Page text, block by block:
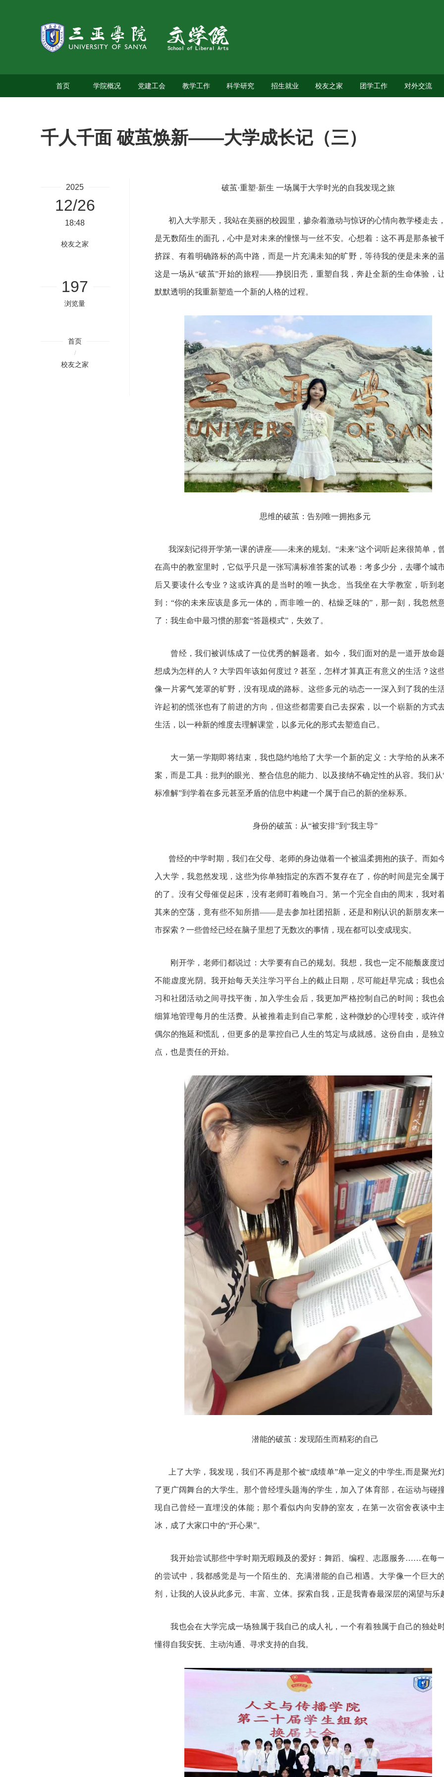
首页 学院概况 党建工会 教学工作 科学研究 招生就业 校友之家 团学工作 对外交流
千人千面 破茧焕新——大学成长记（三）
2025
12/26
18:48
校友之家
197
浏览量
首页
/
校友之家
破茧·重塑·新生 一场属于大学时光的自我发现之旅
初入大学那天，我站在美丽的校园里，掺杂着激动与惊讶的心情向教学楼走去
是无数陌生的面孔，心中是对未来的憧憬与一丝不安。心想着：这不再是那条被
挤踩、有着明确路标的高中路，而是一片充满未知的旷野，等待我的便是未来的蓝
这是一场从“破茧”开始的旅程——挣脱旧壳，重塑自我，奔赴全新的生命体验，
默默透明的我重新塑造一个新的人格的过程。
思维的破茧：告别唯一拥抱多元
我深刻记得开学第一课的讲座——未来的规划。“未来”这个词听起来很简单，
在高中的教室里时，它似乎只是一张写满标准答案的试卷：考多少分，去哪个城
后又要读什么专业？这或许真的是当时的唯一执念。当我坐在大学教室，听到
到：“你的未来应该是多元一体的，而非唯一的、枯燥乏味的”，那一刻，我忽然
了：我生命中最习惯的那套“答题模式”，失效了。
曾经，我们被训练成了一位优秀的解题者。如今，我们面对的是一道开放命
想成为怎样的人？大学四年该如何度过？甚至，怎样才算真正有意义的生活？这
像一片雾气笼罩的旷野，没有现成的路标。这些多元的动态一一深入到了我的生
许起初的慌张也有了前进的方向，但这些都需要自己去探索，以一个崭新的方式
生活，以一种新的维度去理解课堂，以多元化的形式去塑造自己。
大一第一学期即将结束，我也隐约地给了大学一个新的定义：大学给的从来
案，而是工具：批判的眼光、整合信息的能力、以及接纳不确定性的从容。我们从
标准解”到学着在多元甚至矛盾的信息中构建一个属于自己的新的坐标系。
身份的破茧：从“被安排”到“我主导”
曾经的中学时期，我们在父母、老师的身边做着一个被温柔拥抱的孩子。而如
入大学，我忽然发现，这些为你单独指定的东西不复存在了，你的时间是完全属
的了。没有父母催促起床，没有老师盯着晚自习。第一个完全自由的周末，我对
其来的空荡，竟有些不知所措——是去参加社团招新，还是和刚认识的新朋友来
市探索？一些曾经已经在脑子里想了无数次的事情，现在都可以变成现实。
刚开学，老师们都说过：大学要有自己的规划。我想，我也一定不能颓废度
不能虚度光阴。我开始每天关注学习平台上的截止日期，尽可能赶早完成；我也
习和社团活动之间寻找平衡，加入学生会后，我更加严格控制自己的时间；我也
细算地管理每月的生活费。从被推着走到自己掌舵，这种微妙的心理转变，或许
偶尔的拖延和慌乱，但更多的是掌控自己人生的笃定与成就感。这份自由，是独
点，也是责任的开始。
潜能的破茧：发现陌生而精彩的自己
上了大学，我发现，我们不再是那个被“成绩单”单一定义的中学生,而是聚光
了更广阔舞台的大学生。那个曾经埋头题海的学生，加入了体育部，在运动与碰
现自己曾经一直埋没的体能；那个看似内向安静的室友，在第一次宿舍夜谈中
冰，成了大家口中的“开心果”。
我开始尝试那些中学时期无暇顾及的爱好：舞蹈、编程、志愿服务……在每
的尝试中，我都感觉是与一个陌生的、充满潜能的自己相遇。大学像一个巨大
剂，让我的人设从此多元、丰富、立体。探索自我，正是我青春最深层的渴望与乐
我也会在大学完成一场独属于我自己的成人礼，一个有着独属于自己的独处时
懂得自我安抚、主动沟通、寻求支持的自我。